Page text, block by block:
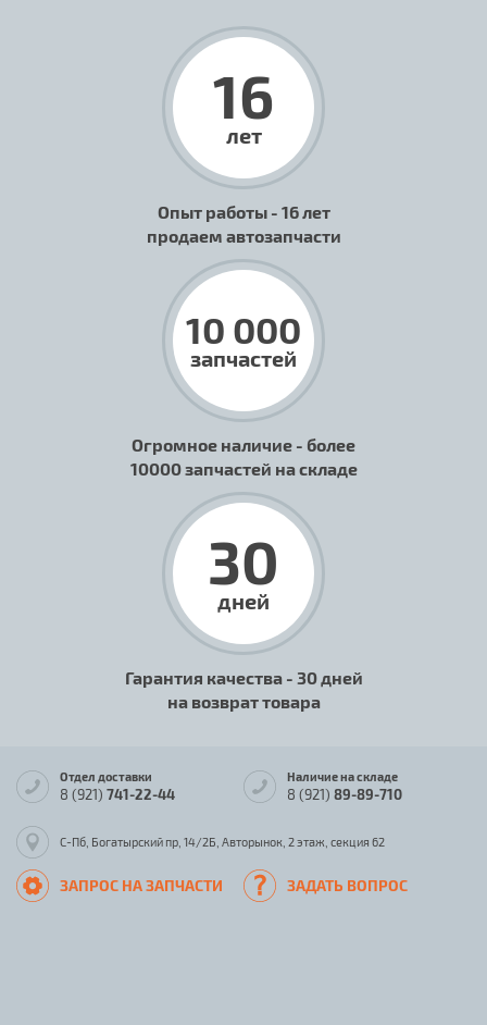
16
лет
Опыт работы - 16 лет
продаем автозапчасти
10 000
запчастей
Огромное наличие - более
10000 запчастей на складе
30
дней
Гарантия качества - 30 дней
на возврат товара
Отдел доставки
8 (921) 741-22-44
Наличие на складе
8 (921) 89-89-710
С-Пб, Богатырский пр, 14/2Б, Авторынок, 2 этаж, секция 62
ЗАПРОС НА ЗАПЧАСТИ ЗАДАТЬ ВОПРОС